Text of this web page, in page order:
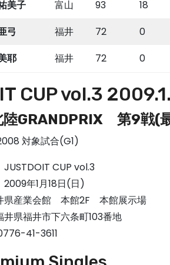
美子 富山 93 18
弓 福井 72 0
耶 福井 72 0
CUP vol.3
陸GRANDPRIX 第9戦(
対象試合(G1)
CUP vol.3
年1月18日(日)
県産業会館 本館2F 本館展示場
県福井市下六条町103番地
41-3611